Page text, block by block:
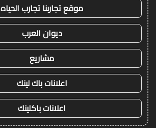
موقع تجاربنا تجارب الحياه
ديوان العرب
مشاريع
اعلانات باك لينك
اعلانات باكلينك